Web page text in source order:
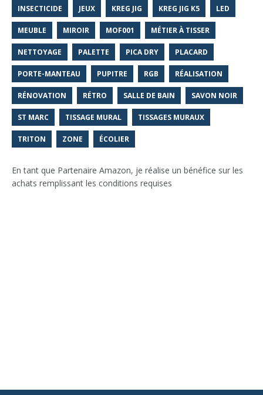
INSECTICIDE JEUX KREG JIG KREG JIG K5 LED
MEUBLE MIROIR MOF001 MÉTIER À TISSER
NETTOYAGE PALETTE PICA DRY PLACARD
PORTE-MANTEAU PUPITRE RGB RÉALISATION
RÉNOVATION RÉTRO SALLE DE BAIN SAVON NOIR
ST MARC TISSAGE MURAL TISSAGES MURAUX
TRITON ZONE ÉCOLIER
En tant que Partenaire Amazon, je réalise un bénéfice sur les
achats remplissant les conditions requises